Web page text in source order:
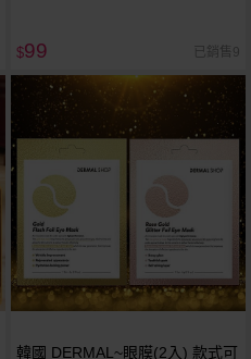
$99 已銷售9
韓國 DERMAL~眼膜(2入) 款式可